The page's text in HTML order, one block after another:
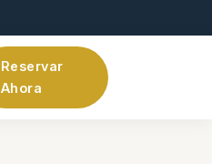
Reservar
Ahora